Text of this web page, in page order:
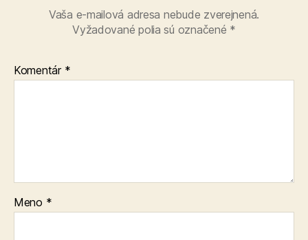
Vaša e-mailová adresa nebude zverejnená.
Vyžadované polia sú označené *
Komentár *
Meno *